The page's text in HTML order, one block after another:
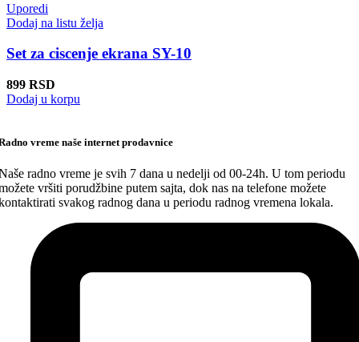
Uporedi
Dodaj na listu želja
Set za ciscenje ekrana SY-10
899 RSD
Dodaj u korpu
vreme naše internet prodavnice
radno vreme je svih 7 dana u nedelji od 00-24h. U tom periodu
vršiti porudžbine putem sajta, dok nas na telefone možete
svakog radnog dana u periodu radnog vremena lokala.